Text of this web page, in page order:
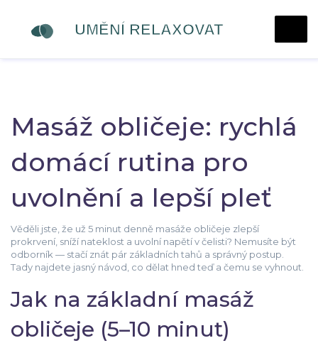
Masáž obličeje: rychlá
domácí rutina pro
uvolnění a lepší pleť
Věděli jste, že už 5 minut denně masáže obličeje zlepší
prokrvení, sníží nateklost a uvolní napětí v čelisti? Nemusíte být
odborník — stačí znát pár základních tahů a správný postup.
Tady najdete jasný návod, co dělat hned teď a čemu se vyhnout.
Jak na základní masáž
obličeje (5–10 minut)